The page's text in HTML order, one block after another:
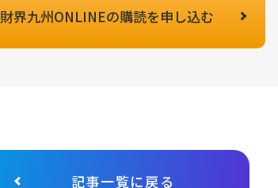
財界九州ONLINEの購読を申し込む
記事一覧に戻る